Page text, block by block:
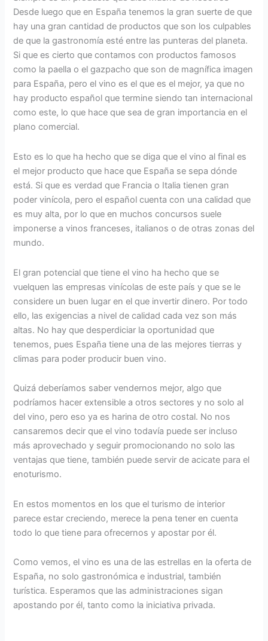
Desde luego que en España tenemos la gran suerte de que
hay una gran cantidad de productos que son los culpables
de que la gastronomía esté entre las punteras del planeta.
Si que es cierto que contamos con productos famosos
como la paella o el gazpacho que son de magnífica imagen
para España, pero el vino es el que es el mejor, ya que no
hay producto español que termine siendo tan internacional
como este, lo que hace que sea de gran importancia en el
plano comercial.
Esto es lo que ha hecho que se diga que el vino al final es
el mejor producto que hace que España se sepa dónde
está. Si que es verdad que Francia o Italia tienen gran
poder vinícola, pero el español cuenta con una calidad que
es muy alta, por lo que en muchos concursos suele
imponerse a vinos franceses, italianos o de otras zonas del
mundo.
El gran potencial que tiene el vino ha hecho que se
vuelquen las empresas vinícolas de este país y que se le
considere un buen lugar en el que invertir dinero. Por todo
ello, las exigencias a nivel de calidad cada vez son más
altas. No hay que desperdiciar la oportunidad que
tenemos, pues España tiene una de las mejores tierras y
climas para poder producir buen vino.
Quizá deberíamos saber vendernos mejor, algo que
podríamos hacer extensible a otros sectores y no solo al
del vino, pero eso ya es harina de otro costal. No nos
cansaremos decir que el vino todavía puede ser incluso
más aprovechado y seguir promocionando no solo las
ventajas que tiene, también puede servir de acicate para el
enoturismo.
En estos momentos en los que el turismo de interior
parece estar creciendo, merece la pena tener en cuenta
todo lo que tiene para ofrecernos y apostar por él.
Como vemos, el vino es una de las estrellas en la oferta de
España, no solo gastronómica e industrial, también
turística. Esperamos que las administraciones sigan
apostando por él, tanto como la iniciativa privada.